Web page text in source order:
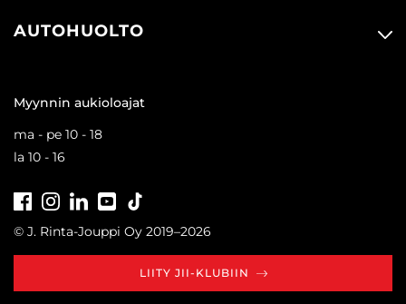
AUTOHUOLTO
Myynnin aukioloajat
ma - pe 10 - 18
la 10 - 16
FacebookInstagramLinkedInYoutube
© J. Rinta-Jouppi Oy 2019–2026
LIITY JII-KLUBIIN